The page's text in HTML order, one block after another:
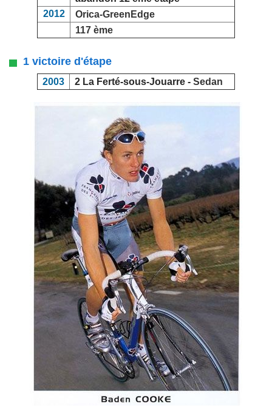
2012
Orica-GreenEdge
117 ème
1 victoire d'étape
2003 2 La Ferté-sous-Jouarre - Sedan